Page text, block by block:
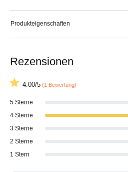
Produkteigenschaften
Rezensionen
4.00/5 (1 Bewertung)
5 Sterne
4 Sterne
3 Sterne
2 Sterne
1 Stern